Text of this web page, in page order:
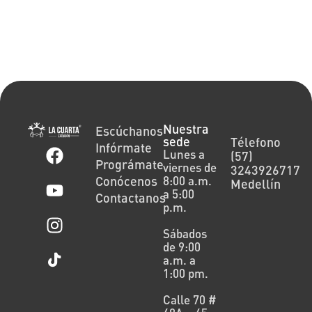
Escúchanos
Infórmate
Prográmate
Conócenos
Contactanos
Nuestra
sede
Lunes a
viernes de
8:00 a.m.
a 5:00
p.m.
Sábados
de 9:00
a.m. a
1:00 pm.
Calle 70 #
Télefono
(57)
3243926717
Medellín